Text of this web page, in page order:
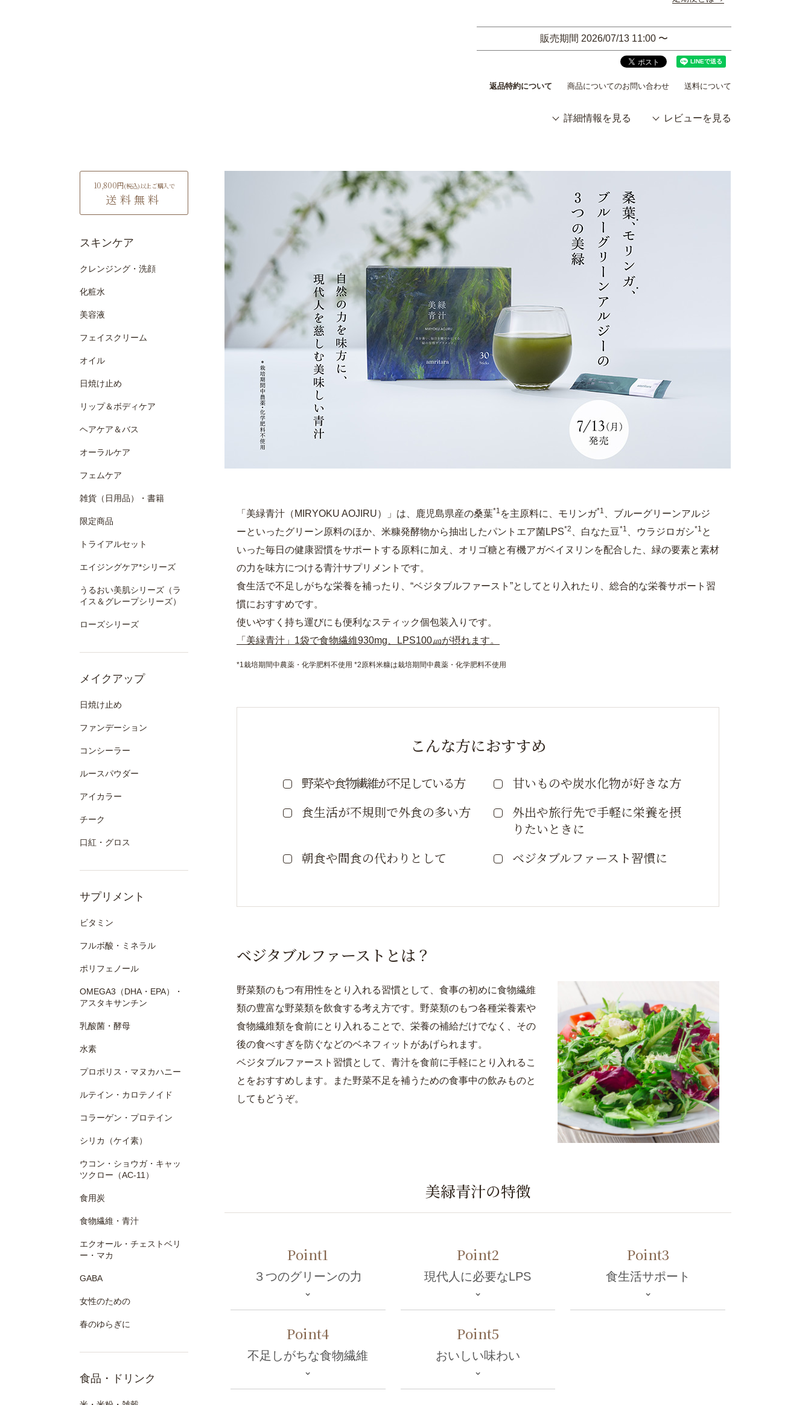
販売期間 2026/07/13 11:00 〜
返品特約について 商品についてのお問い合わせ 送料について
詳細情報を見る レビューを見る
10,800円(税込)以上ご購入で
送料無料
スキンケア
クレンジング・洗顔
化粧水
美容液
フェイスクリーム
オイル
日焼け止め
リップ＆ボディケア
ヘアケア＆バス
オーラルケア
フェムケア
雑貨（日用品）・書籍
限定商品
トライアルセット
エイジングケア*シリーズ
うるおい美肌シリーズ（ラ
イス＆グレープシリーズ）
ローズシリーズ
メイクアップ
日焼け止め
ファンデーション
コンシーラー
ルースパウダー
アイカラー
チーク
口紅・グロス
サプリメント
ビタミン
フルボ酸・ミネラル
ポリフェノール
OMEGA3（DHA・EPA）・
アスタキサンチン
乳酸菌・酵母
水素
プロポリス・マヌカハニー
ルテイン・カロテノイド
コラーゲン・プロテイン
シリカ（ケイ素）
ウコン・ショウガ・キャッ
ツクロー（AC-11）
食用炭
食物繊維・青汁
エクオール・チェストベリ
ー・マカ
GABA
女性のための
春のゆらぎに
食品・ドリンク
「美緑青汁（MIRYOKU AOJIRU）」は、鹿児島県産の桑葉*1 を主原料に、モリンガ*1
、ブルーグリーンアルジ
ーといったグリーン原料のほか、米糠発酵物から抽出したパントエア菌LPS*2 、白なた豆*1 、ウラジロガシ*1 と
いった毎日の健康習慣をサポートする原料に加え、オリゴ糖と有機アガベイヌリンを配合した、緑の要素と素材
の力を味方につける青汁サプリメントです。
食生活で不足しがちな栄養を補ったり、“ベジタブルファースト”としてとり入れたり、総合的な栄養サポート習
慣におすすめです。
使いやすく持ち運びにも便利なスティック個包装入りです。
「美緑青汁」1袋で食物繊維930mg、LPS100㎍が摂れます。
*1栽培期間中農薬・化学肥料不使用 *2原料米糠は栽培期間中農薬・化学肥料不使用
こんな方におすすめ
野菜や食物繊維が不足している方
甘いものや炭水化物が好きな方
食生活が不規則で外食の多い方
外出や旅行先で手軽に栄養を摂
りたいときに
朝食や間食の代わりとして
ベジタブルファースト習慣に
ベジタブルファーストとは？
野菜類のもつ有用性をとり入れる習慣として、食事の初めに食物繊維
類の豊富な野菜類を飲食する考え方です。野菜類のもつ各種栄養素や
食物繊維類を食前にとり入れることで、栄養の補給だけでなく、その
後の食べすぎを防ぐなどのベネフィットがあげられます。
ベジタブルファースト習慣として、青汁を食前に手軽にとり入れるこ
とをおすすめします。また野菜不足を補うための食事中の飲みものと
してもどうぞ。
美緑青汁の特徴
Point1
３つのグリーンの力
⌄
Point2
現代人に必要なLPS
⌄
Point3
食生活サポート
⌄
Point4
不足しがちな食物繊維
⌄
Point5
おいしい味わい
⌄